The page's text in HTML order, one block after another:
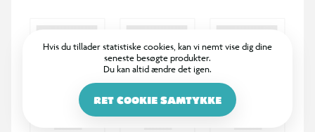
Hvis du tillader statistiske cookies, kan vi nemt vise dig dine
seneste besøgte produkter.
Du kan altid ændre det igen.
RET COOKIE SAMTYKKE